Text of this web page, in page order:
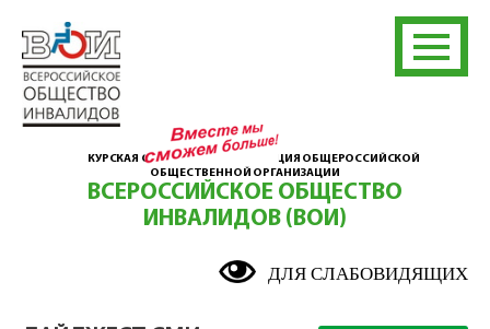
КУРСКАЯ ОБЛАСТНАЯ ОРГАНИЗАЦИЯ ОБЩЕРОССИЙСКОЙ
ОБЩЕСТВЕННОЙ ОРГАНИЗАЦИИ
ВСЕРОССИЙСКОЕ ОБЩЕСТВО
ИНВАЛИДОВ (ВОИ)
ДЛЯ СЛАБОВИДЯЩИХ